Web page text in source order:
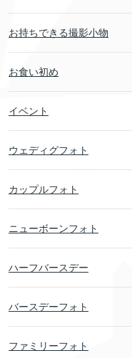
お持ちできる撮影小物
お食い初め
イベント
ウェディグフォト
カップルフォト
ニューボーンフォト
ハーフバースデー
バースデーフォト
ファミリーフォト